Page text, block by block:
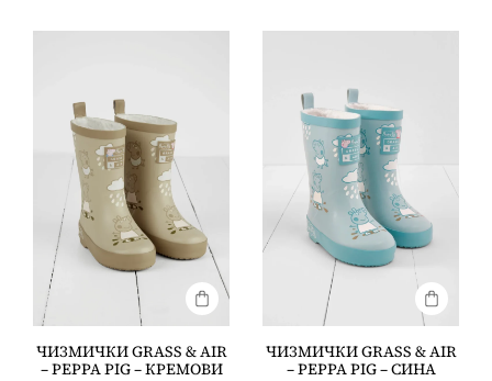
ЧИЗМИЧКИ GRASS & AIR
– PEPPA PIG – КРЕМОВИ
ЧИЗМИЧКИ GRASS & AIR
– PEPPA PIG – СИНА